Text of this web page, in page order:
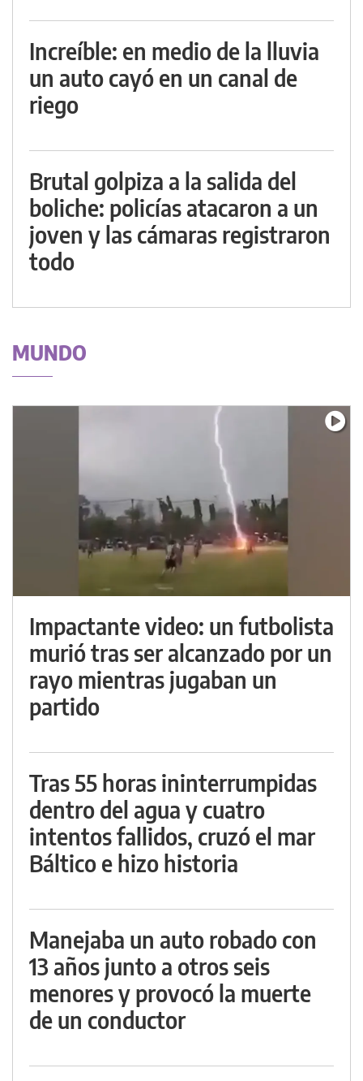
Increíble: en medio de la lluvia
un auto cayó en un canal de
riego
Brutal golpiza a la salida del
boliche: policías atacaron a un
joven y las cámaras registraron
todo
MUNDO
Impactante video: un futbolista
murió tras ser alcanzado por un
rayo mientras jugaban un
partido
Tras 55 horas ininterrumpidas
dentro del agua y cuatro
intentos fallidos, cruzó el mar
Báltico e hizo historia
Manejaba un auto robado con
13 años junto a otros seis
menores y provocó la muerte
de un conductor